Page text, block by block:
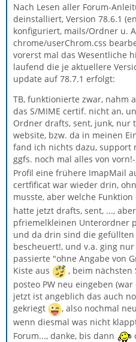
Nach Lesen aller Forum-
deinstalliert, Version 78.6.1
konfiguriert, mails/Ordner u.
chrome/userChrom.css
vorerst mal das Wesentliche
laufend die je aktuellere
update auf 78.7.1 erfolgt:
TB, funktionierte zwar, nahm
das S/MIME certif. nicht an,
Ordner drafts, sent, junk, nur
website, bzw. da in meinen
fand ich nichts dazu, support
ggfs. noch mal alles von
Profil eine frühere ImapMail
certfificat war wieder drin,
musste, aber welche Funktion
hatte jetzt drafts, sent, ...,
pfriemelkleinen Unterordner
und da drin sind die gefüllten
bescheuert!, und v.a. ging
passierte "ohne Angabe von
Kiste aus
, beim nächsten
posteo PW neu eingeben
jetzt ist angeblich das auch
gekriegt
, also nochmal
wenn diesmal was nicht
Forum..., danke, bis dann